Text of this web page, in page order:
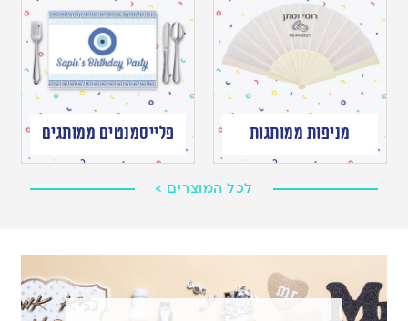
מניפות ממותגות פלייסמנטים ממותגים
לכל המוצרים >